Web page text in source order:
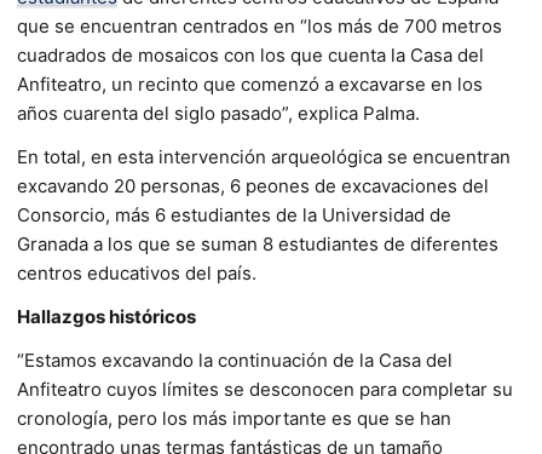
que se encuentran centrados en “los más de 700 metros
cuadrados de mosaicos con los que cuenta la Casa del
Anfiteatro, un recinto que comenzó a excavarse en los
años cuarenta del siglo pasado”, explica Palma.
En total, en esta intervención arqueológica se encuentran
excavando 20 personas, 6 peones de excavaciones del
Consorcio, más 6 estudiantes de la Universidad de
Granada a los que se suman 8 estudiantes de diferentes
centros educativos del país.
Hallazgos históricos
“Estamos excavando la continuación de la Casa del
Anfiteatro cuyos límites se desconocen para completar su
cronología, pero los más importante es que se han
encontrado unas termas fantásticas de un tamaño